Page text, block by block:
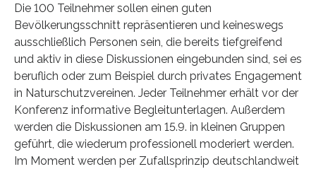
Die 100 Teilnehmer sollen einen guten
Bevölkerungsschnitt repräsentieren und keineswegs
ausschließlich Personen sein, die bereits tiefgreifend
und aktiv in diese Diskussionen eingebunden sind, sei es
beruflich oder zum Beispiel durch privates Engagement
in Naturschutzvereinen. Jeder Teilnehmer erhält vor der
Konferenz informative Begleitunterlagen. Außerdem
werden die Diskussionen am 15.9. in kleinen Gruppen
geführt, die wiederum professionell moderiert werden.
Im Moment werden per Zufallsprinzip deutschlandweit